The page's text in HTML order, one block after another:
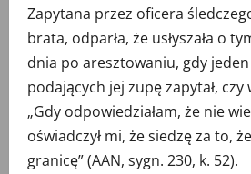
Zapytana przez oficera
brata, odparła, że usłyszała o
dnia po aresztowaniu, gdy jeden
podających jej zupę zapytał, czy
„Gdy odpowiedziałam, że nie
oświadczył mi, że siedzę za to,
granicę” (AAN, sygn. 230, k. 52).